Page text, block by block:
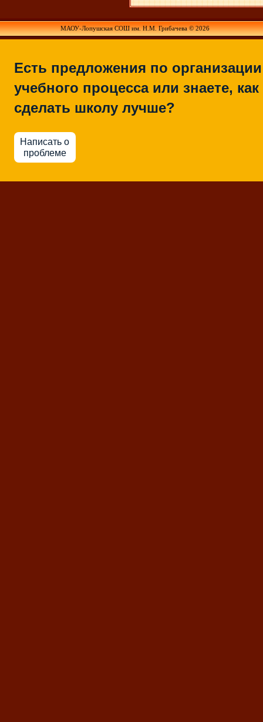
МАОУ-Лопушская СОШ им. Н.М. Грибачева © 2026
Есть предложения по организации
учебного процесса или знаете, как
сделать школу лучше?
Написать о
проблеме